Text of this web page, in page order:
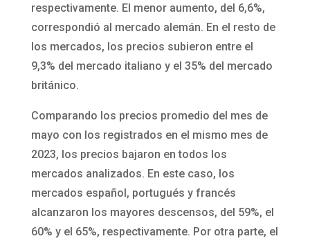
respectivamente. El menor aumento, del 6,6%,
correspondió al mercado alemán. En el resto de
los mercados, los precios subieron entre el
9,3% del mercado italiano y el 35% del mercado
británico.
Comparando los precios promedio del mes de
mayo con los registrados en el mismo mes de
2023, los precios bajaron en todos los
mercados analizados. En este caso, los
mercados español, portugués y francés
alcanzaron los mayores descensos, del 59%, el
60% y el 65%, respectivamente. Por otra parte, el